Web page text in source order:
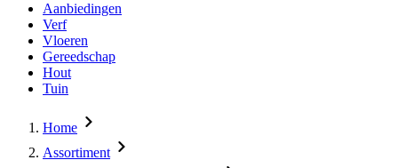
Aanbiedingen
Verf
Vloeren
Gereedschap
Hout
Tuin
Home
Assortiment